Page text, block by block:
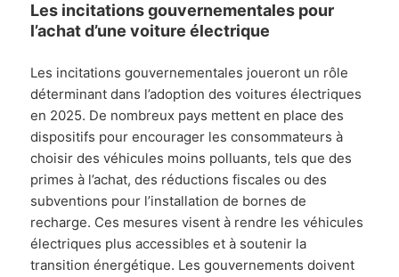
Les incitations gouvernementales pour
l’achat d’une voiture électrique
Les incitations gouvernementales joueront un rôle
déterminant dans l’adoption des voitures électriques
en 2025. De nombreux pays mettent en place des
dispositifs pour encourager les consommateurs à
choisir des véhicules moins polluants, tels que des
primes à l’achat, des réductions fiscales ou des
subventions pour l’installation de bornes de
recharge. Ces mesures visent à rendre les véhicules
électriques plus accessibles et à soutenir la
transition énergétique. Les gouvernements doivent